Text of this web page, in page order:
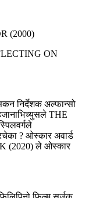
(2000)
ON
निर्देशक अल्फान्सो
THE
? ओस्कार अवार्ड
(2020) ले ओस्कार